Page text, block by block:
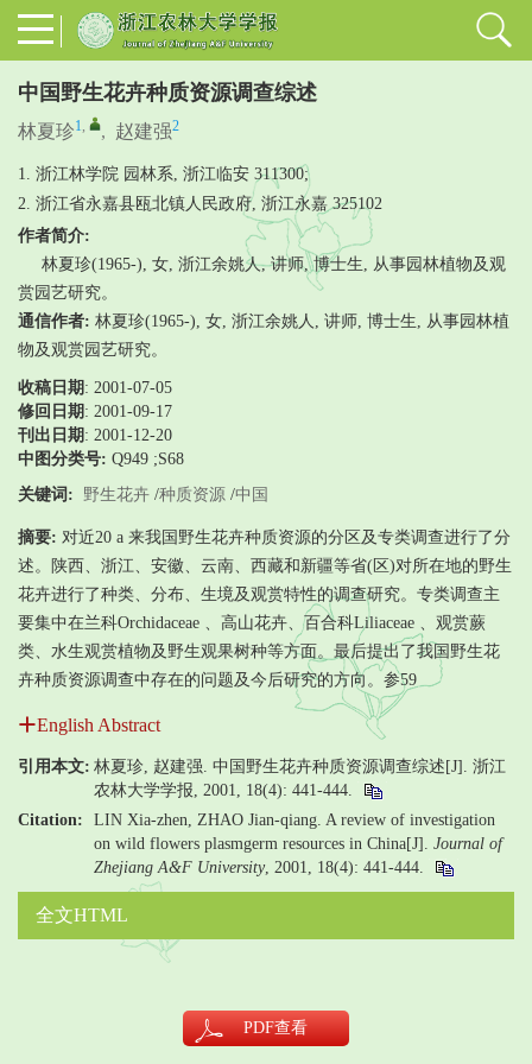
中国野生花卉种质资源调查综述
林夏珍1, , 赵建强2
1. 浙江林学院 园林系, 浙江临安 311300;
2. 浙江省永嘉县瓯北镇人民政府, 浙江永嘉 325102
作者简介:
林夏珍(1965-), 女, 浙江余姚人, 讲师, 博士生, 从事园林植物及观
赏园艺研究。
通信作者: 林夏珍(1965-), 女, 浙江余姚人, 讲师, 博士生, 从事园林植
物及观赏园艺研究。
收稿日期 : 2001-07-05
修回日期 : 2001-09-17
刊出日期 : 2001-12-20
中图分类号: Q949 ;S68
关键词:
野生花卉 /种质资源 /中国
摘要: 对近20 a 来我国野生花卉种质资源的分区及专类调查进行了分
述。陕西、浙江、安徽、云南、西藏和新疆等省(区)对所在地的野生
花卉进行了种类、分布、生境及观赏特性的调查研究。专类调查主
要集中在兰科Orchidaceae 、高山花卉、百合科Liliaceae 、观赏蕨
类、水生观赏植物及野生观果树种等方面。最后提出了我国野生花
卉种质资源调查中存在的问题及今后研究的方向。参59
English Abstract
引用本文: 林夏珍, 赵建强. 中国野生花卉种质资源调查综述[J]. 浙江
农林大学学报, 2001, 18(4): 441-444.
Citation:
LIN Xia-zhen, ZHAO Jian-qiang. A review of investigation
on wild flowers plasmgerm resources in China[J]. Journal of
Zhejiang A&F University, 2001, 18(4): 441-444.
全文HTML
PDF查看